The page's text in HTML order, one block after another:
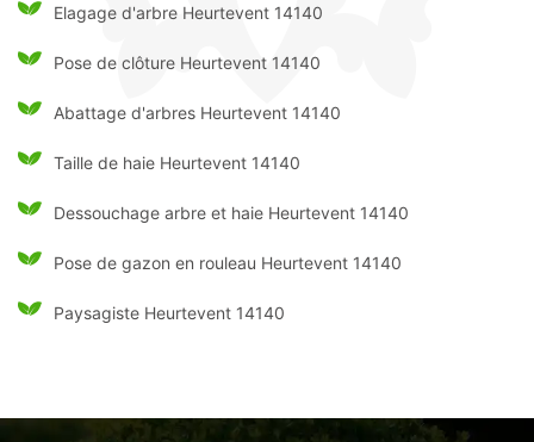
Elagage d'arbre Heurtevent 14140
Pose de clôture Heurtevent 14140
Abattage d'arbres Heurtevent 14140
Taille de haie Heurtevent 14140
Dessouchage arbre et haie Heurtevent 14140
Pose de gazon en rouleau Heurtevent 14140
Paysagiste Heurtevent 14140